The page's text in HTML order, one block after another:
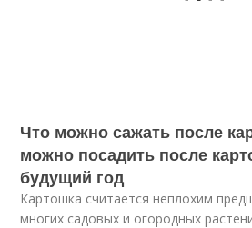
Что можно сажать после
можно посадить после
будущий год
Картошка считается неплохим
многих садовых и огородных